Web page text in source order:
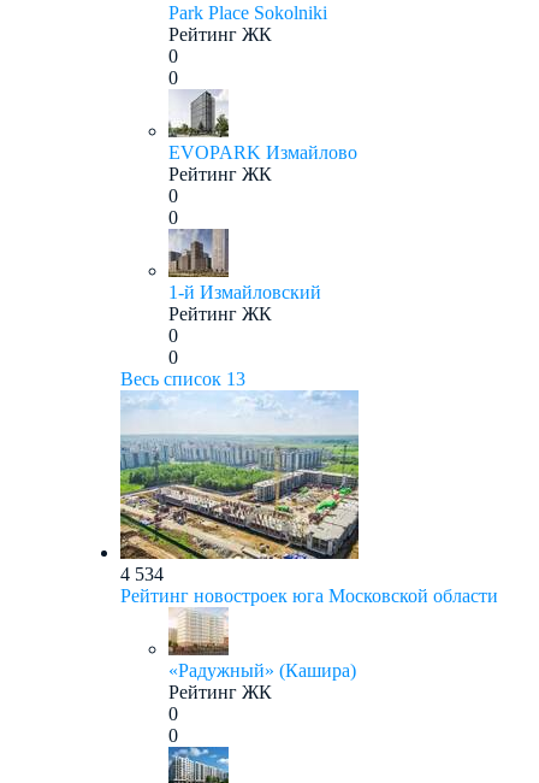
Park Place Sokolniki
Рейтинг ЖК
0
0
EVOPARK Измайлово
Рейтинг ЖК
0
0
1-й Измайловский
Рейтинг ЖК
0
0
Весь список 13
4 534
Рейтинг новостроек юга Московской области
«Радужный» (Кашира)
Рейтинг ЖК
0
0